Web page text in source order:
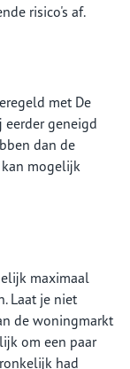
risico's af.
met De
eerder geneigd
dan de
mogelijk
maximaal
Laat je niet
de woningmarkt
om een paar
had